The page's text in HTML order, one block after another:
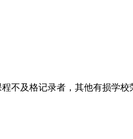
不及格记录者，其他有损学校